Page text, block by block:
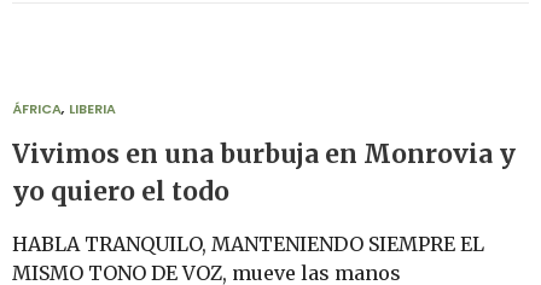
ÁFRICA, LIBERIA
Vivimos en una burbuja en Monrovia y
yo quiero el todo
HABLA TRANQUILO, MANTENIENDO SIEMPRE EL
MISMO TONO DE VOZ, mueve las manos